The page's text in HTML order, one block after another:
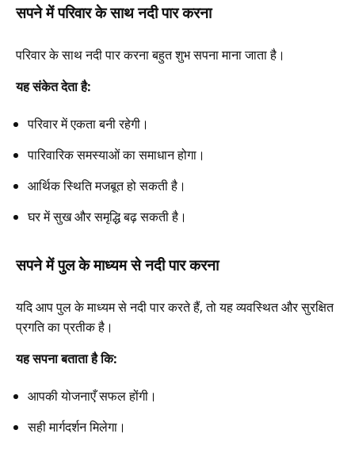
सपने में परिवार के साथ नदी पार करना
परिवार के साथ नदी पार करना बहुत शुभ सपना माना जाता है।
यह संकेत देता है:
परिवार में एकता बनी रहेगी।
पारिवारिक समस्याओं का समाधान होगा।
आर्थिक स्थिति मजबूत हो सकती है।
घर में सुख और समृद्धि बढ़ सकती है।
सपने में पुल के माध्यम से नदी पार करना
यदि आप पुल के माध्यम से नदी पार करते हैं, तो यह व्यवस्थित और सुरक्षित
प्रगति का प्रतीक है।
यह सपना बताता है कि:
आपकी योजनाएँ सफल होंगी।
सही मार्गदर्शन मिलेगा।